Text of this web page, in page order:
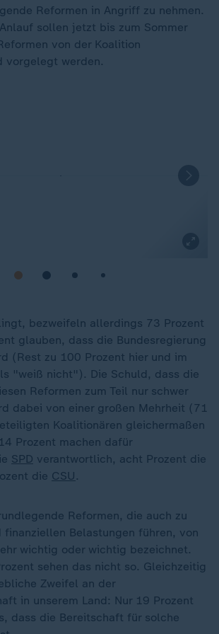
Reformen in Angriff zu nehmen.
sollen jetzt bis zum Sommer
von der Koalition
vorgelegt werden.
bezweifeln allerdings 73 Prozent
glauben, dass die Bundesregierung
(Rest zu 100 Prozent hier und im
"weiß nicht"). Die Schuld, dass die
Reformen zum Teil nur schwer
dabei von einer großen Mehrheit (71
Koalitionären gleichermaßen
Prozent machen dafür
SPD verantwortlich, acht Prozent die
die CSU .
Reformen, die auch zu
finanziellen Belastungen führen, von
wichtig oder wichtig bezeichnet.
sehen das nicht so. Gleichzeitig
Zweifel an der
in unserem Land: Nur 19 Prozent
dass die Bereitschaft für solche